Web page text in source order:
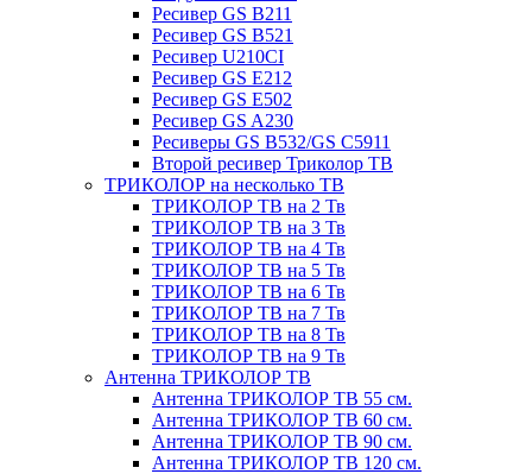
Ресивер GS B211
Ресивер GS B521
Ресивер U210CI
Ресивер GS E212
Ресивер GS E502
Ресивер GS A230
Ресиверы GS B532/GS C5911
Второй ресивер Триколор ТВ
ТРИКОЛОР на несколько ТВ
ТРИКОЛОР ТВ на 2 Тв
ТРИКОЛОР ТВ на 3 Тв
ТРИКОЛОР ТВ на 4 Тв
ТРИКОЛОР ТВ на 5 Тв
ТРИКОЛОР ТВ на 6 Тв
ТРИКОЛОР ТВ на 7 Тв
ТРИКОЛОР ТВ на 8 Тв
ТРИКОЛОР ТВ на 9 Тв
Антенна ТРИКОЛОР ТВ
Антенна ТРИКОЛОР ТВ 55 см.
Антенна ТРИКОЛОР ТВ 60 см.
Антенна ТРИКОЛОР ТВ 90 см.
Антенна ТРИКОЛОР ТВ 120 см.